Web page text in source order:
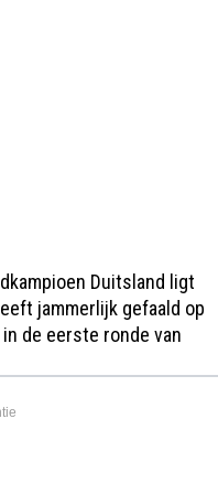
Duitsland ligt
jammerlijk gefaald op
de eerste ronde van